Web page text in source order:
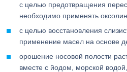
с целью предотвращения
необходимо применять
с целью восстановления
применение масел на основе
орошение носовой полости
вместе с йодом, морской